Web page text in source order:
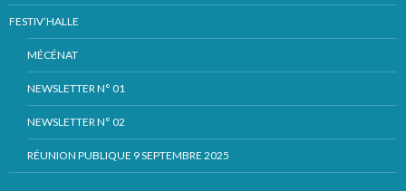
FESTIV’HALLE
MÉCÉNAT
NEWSLETTER N° 01
NEWSLETTER N° 02
RÉUNION PUBLIQUE 9 SEPTEMBRE 2025